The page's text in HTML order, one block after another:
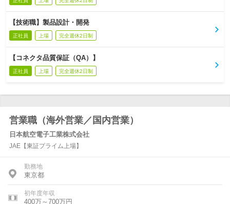
【技術職】製品設計・開発
正社員 上場 完全週休2日制
【コネクタ品質保証（QA）】
正社員 上場 完全週休2日制
営業職（海外営業／国内営業）
日本航空電子工業株式会社
JAE【東証プライム上場】
勤務地
東京都
初年度年収
400万～700万円